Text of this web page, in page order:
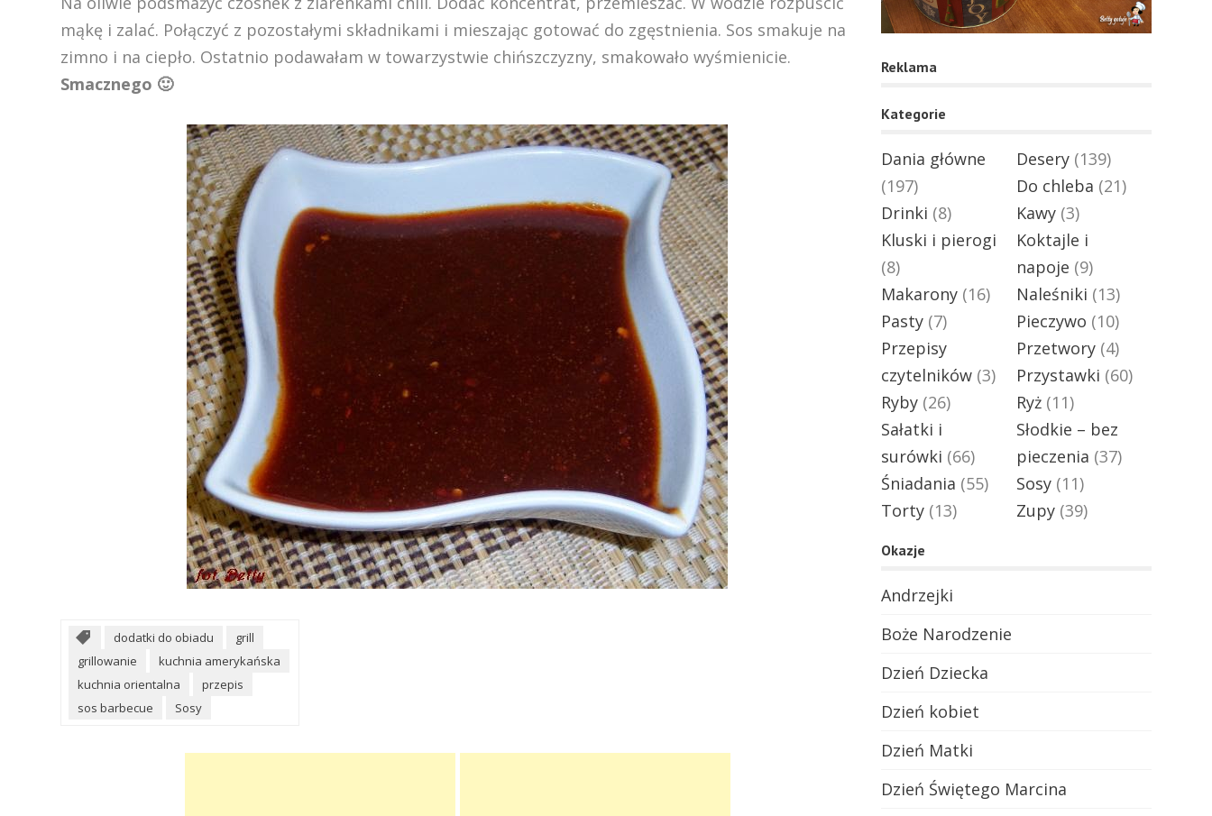
mąkę i zalać. Połączyć z pozostałymi składnikami i mieszając gotować do zgęstnienia. Sos smakuje na
zimno i na ciepło. Ostatnio podawałam w towarzystwie chińszczyzny, smakowało wyśmienicie.
Smacznego 🙂
dodatki do obiadu
grill
grillowanie
kuchnia amerykańska
kuchnia orientalna
przepis
sos barbecue
Sosy
Reklama
Kategorie
Dania główne
(197)
Desery (139)
Do chleba (21)
Drinki (8) Kawy (3)
Kluski i pierogi
(8)
Koktajle i
napoje (9)
Makarony (16) Naleśniki (13)
Pasty (7) Pieczywo (10)
Przepisy
czytelników (3)
Przetwory (4)
Przystawki (60)
Ryby (26) Ryż (11)
Sałatki i
surówki (66)
Słodkie – bez
pieczenia (37)
Śniadania (55) Sosy (11)
Torty (13) Zupy (39)
Okazje
Andrzejki
Boże Narodzenie
Dzień Dziecka
Dzień kobiet
Dzień Matki
Dzień Świętego Marcina